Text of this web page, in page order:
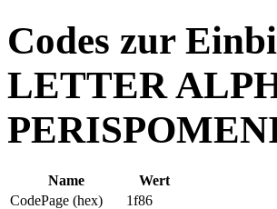
Codes zur
LETTER
Name
Wert
CodePage (hex)
1f86